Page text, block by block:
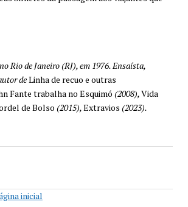
Rio de Janeiro (RJ), em 1976. Ensaísta,
deLinha de recuo e outras
Fante trabalha no Esquimó (2008), Vida
de Bolso (2015), Extravios (2023).
inicial